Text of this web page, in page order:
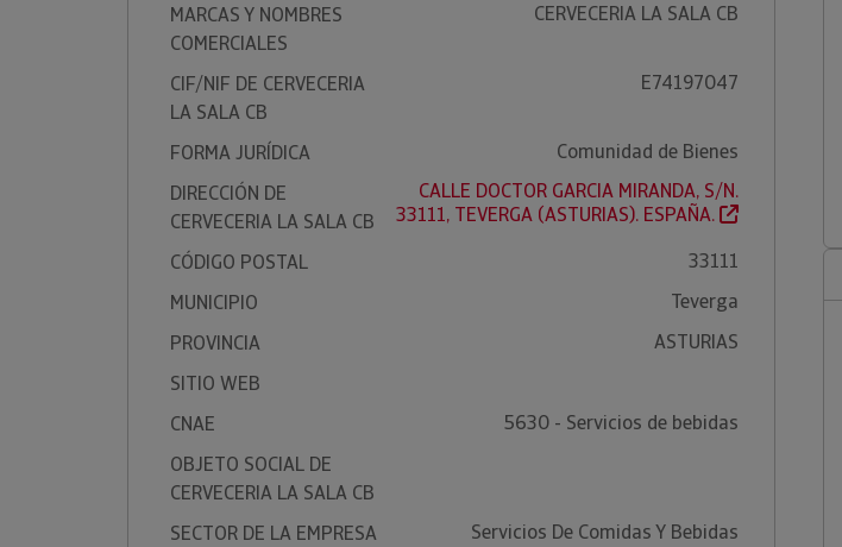
MARCAS Y NOMBRES
COMERCIALES
CERVECERIA LA SALA CB
CIF/NIF DE CERVECERIA
LA SALA CB
E74197047
FORMA JURÍDICA
Comunidad de Bienes
DIRECCIÓN DE
CERVECERIA LA SALA CB
CALLE DOCTOR GARCIA MIRANDA, S/N.
33111, TEVERGA (ASTURIAS). ESPAÑA.
CÓDIGO POSTAL
33111
MUNICIPIO
Teverga
PROVINCIA
ASTURIAS
SITIO WEB
CNAE
5630 - Servicios de bebidas
OBJETO SOCIAL DE
CERVECERIA LA SALA CB
SECTOR DE LA EMPRESA
Servicios De Comidas Y Bebidas